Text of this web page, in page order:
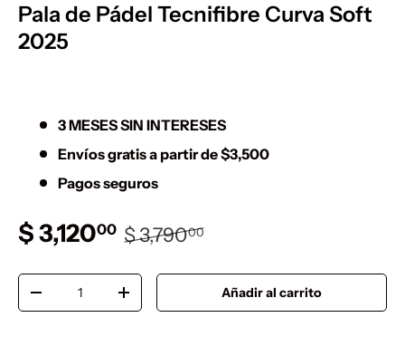
Pala de Pádel Tecnifibre Curva Soft
2025
3 MESES SIN INTERESES
Envíos gratis a partir de $3,500
Pagos seguros
Precio de venta
$ 3,12000 Precio normal
$ 3,79000
Cant.
Disminuir cantidadAumentar la cantidadAñadir al carrito